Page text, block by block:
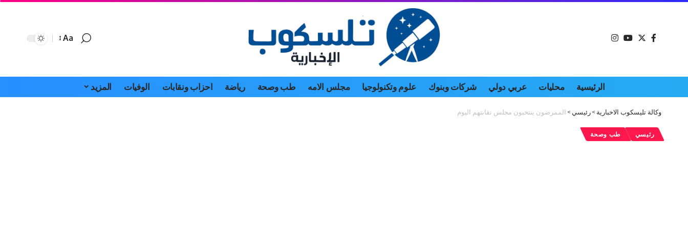
Font
Aa
الرئيسية محليات عربي دولي شركات وبنوك علوم وتكنولوجيا مجلس الامه طب وصحة رياضة احزاب ونقابات الوفيات المزيد
وكالة تليسكوب الاخبارية >رئيسي > الممرضون ينتخبون مجلس نقابتهم اليوم
رئيسي طب وصحة